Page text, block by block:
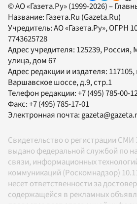
© АО «Газета.Ру» (1999-2026) –
Название: Газета.Ru (Gazeta.Ru)
Учредитель:АО «Газета.Ру», ОГРН
7743625728
Адрес учредителя: 125239, Россия,
улица, дом 67
Адрес редакции и издателя: 117105,
Варшавское шоссе, д.9, стр.1
Телефон редакции:+7 (495) 785-00-
Факс:+7 (495) 785-17-01
Электронная почта:
Свидетельство о регистрации
выдано федеральной службой по
связи, информационных
коммуникаций (Роскомнадзор)
несет ответственности за
содержащейся в рекламных